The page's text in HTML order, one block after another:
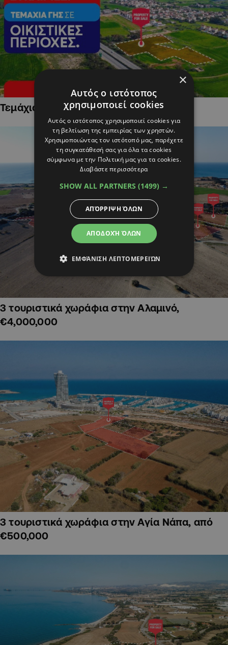
Τεμάχια Γης σε Οικιστικές Περιοχές
3 τουριστικά χωράφια στην Αλαμινό,
€4,000,000
3 τουριστικά χωράφια στην Αγία Νάπα, από
€500,000
×
Αυτός ο ιστότοπος
χρησιμοποιεί cookies
Αυτός ο ιστότοπος χρησιμοποιεί cookies για
τη βελτίωση της εμπειρίας των χρηστών.
Χρησιμοποιώντας τον ιστότοπό μας, παρέχετε
τη συγκατάθεσή σας για όλα τα cookies
σύμφωνα με την Πολιτική μας για τα cookies.
Διαβάστε περισσότερα
SHOW ALL PARTNERS (1499) →
ΑΠΟΔΟΧΉ ΌΛΩΝ
ΑΠΌΡΡΙΨΗ ΌΛΩΝ
ΕΜΦΆΝΙΣΗ ΛΕΠΤΟΜΕΡΕΙΏΝ